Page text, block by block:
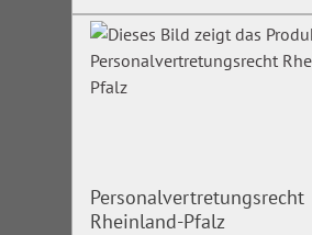
Personalvertretungsrecht
Rheinland-Pfalz